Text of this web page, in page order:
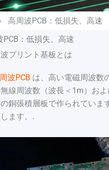
高周波PCB：低損失、高速
PCB：低損失、高速
プリント基板とは
波PCB は、高い電磁周波数
線周波数（波長＜1m）お
銅張積層板で作られていま
ます。.